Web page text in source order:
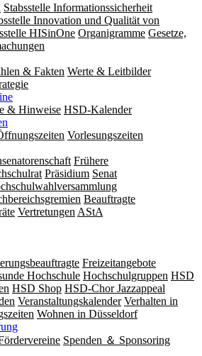
Stabsstelle In­for­ma­ti­ons­sicher­heit
Innovation und Qualität von
HISinOne Organigramme Gesetze,
& Fakten Werte & Leitbilder
& Hinweise HSD-Kalender
Vorlesungszeiten
Frühere
Präsidium Senat
Beauftragte
Vertretungen AStA
Freizeitangebote
Hochschule Hochschulgruppen HSD
HSD Shop HSD-Chor Jazzappeal
Veranstaltungskalender Verhalten in
Wohnen in Düsseldorf
Spenden ＆ Sponsoring